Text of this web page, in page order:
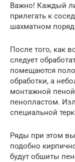
Важно! Каждый
прилегать к
шахматном
После того, как
следует
помещаются
обработки, а
монтажной
пенопластом.
специальной
Ряды при этом
подобно
будут обшиты